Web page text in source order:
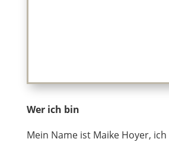
Wer ich bin
Mein Name ist Maike Hoyer,